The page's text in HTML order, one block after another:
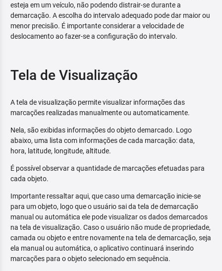
esteja em um veículo, não podendo distrair-se durante a
demarcação. A escolha do intervalo adequado pode dar maior ou
menor precisão. É importante considerar a velocidade de
deslocamento ao fazer-se a configuração do intervalo.
Tela de Visualização
A tela de visualização permite visualizar informações das
marcações realizadas manualmente ou automaticamente.
Nela, são exibidas informações do objeto demarcado. Logo
abaixo, uma lista com informações de cada marcação: data,
hora, latitude, longitude, altitude.
É possível observar a quantidade de marcações efetuadas para
cada objeto.
Importante ressaltar aqui, que caso uma demarcação inicie-se
para um objeto, logo que o usuário sai da tela de demarcação
manual ou automática ele pode visualizar os dados demarcados
na tela de visualização. Caso o usuário não mude de propriedade,
camada ou objeto e entre novamente na tela de demarcação, seja
ela manual ou automática, o aplicativo continuará inserindo
marcações para o objeto selecionado em sequência.